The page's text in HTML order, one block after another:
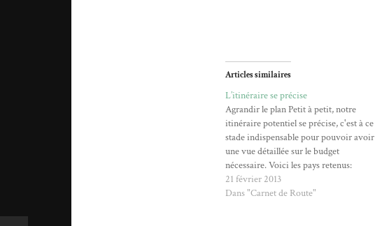
Articles similaires
L’itinéraire se précise
Agrandir le plan Petit à petit, notre
itinéraire potentiel se précise, c'est à ce
stade indispensable pour pouvoir avoir
une vue détaillée sur le budget
nécessaire. Voici les pays retenus:
Argentine Chili Nouvelle-Zélande
Australie Indonésie Thaïlande Sri
21 février 2013
Dans "Carnet de Route"